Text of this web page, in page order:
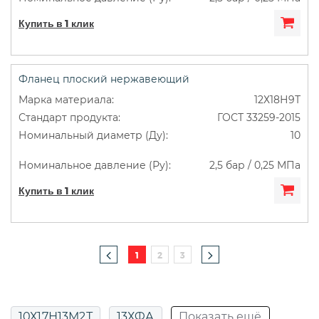
Купить в 1 клик
Фланец плоский нержавеющий
12Х18Н9Т
ГОСТ 33259-2015
10
2,5 бар / 0,25 МПа
Купить в 1 клик
1 2 3